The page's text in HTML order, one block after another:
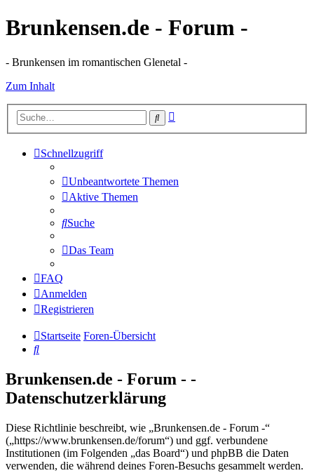
Brunkensen.de - Forum -
- Brunkensen im romantischen Glenetal -
Zum Inhalt
Suche
Schnellzugriff
Unbeantwortete Themen
Aktive Themen
Suche
Das Team
FAQ
Anmelden
Registrieren
Startseite Foren-Übersicht
Suche
Brunkensen.de - Forum - -
Datenschutzerklärung
Diese Richtlinie beschreibt, wie „Brunkensen.de - Forum -“
(„https://www.brunkensen.de/forum“) und ggf. verbundene
Institutionen (im Folgenden „das Board“) und phpBB die Daten
verwenden, die während deines Foren-Besuchs gesammelt werden.